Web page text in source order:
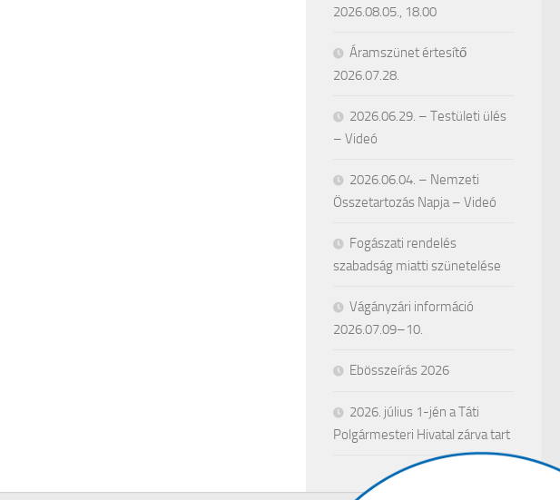
2026.08.05., 18.00
Áramszünet értesítő
2026.07.28.
2026.06.29. – Testületi ülés
– Videó
2026.06.04. – Nemzeti
Összetartozás Napja – Videó
Fogászati rendelés
szabadság miatti szünetelése
Vágányzári információ
2026.07.09–10.
Ebösszeírás 2026
2026. július 1-jén a Táti
Polgármesteri Hivatal zárva tart